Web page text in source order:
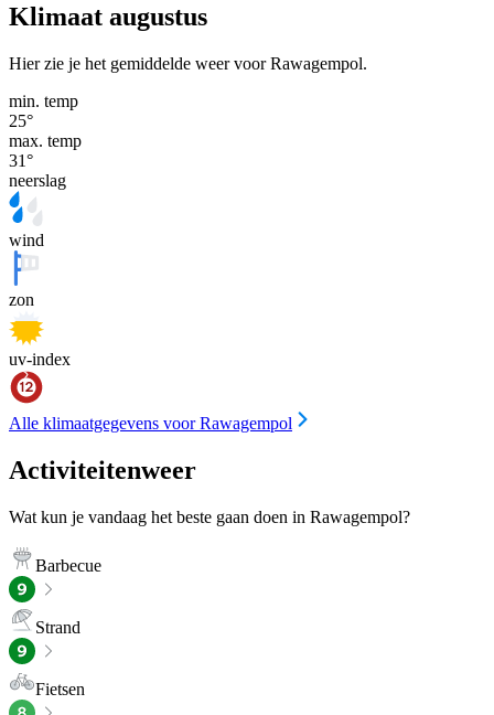
Klimaat augustus
Hier zie je het gemiddelde weer voor Rawagempol.
min. temp
25°
max. temp
31°
neerslag
wind
zon
uv-index
Alle klimaatgegevens voor Rawagempol
Activiteitenweer
Wat kun je vandaag het beste gaan doen in Rawagempol?
Barbecue
Strand
Fietsen